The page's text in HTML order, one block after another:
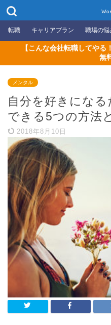
転職 キャリアプラン 職場の悩
【こんな会社転職してや
無
メンタル
自分を好きにな
できる5つの方法
2018年8月10日